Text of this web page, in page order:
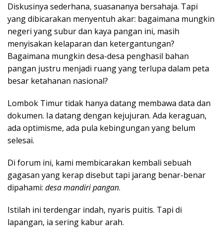
Diskusinya sederhana, suasananya bersahaja. Tapi
yang dibicarakan menyentuh akar: bagaimana mungkin
negeri yang subur dan kaya pangan ini, masih
menyisakan kelaparan dan ketergantungan?
Bagaimana mungkin desa-desa penghasil bahan
pangan justru menjadi ruang yang terlupa dalam peta
besar ketahanan nasional?
Lombok Timur tidak hanya datang membawa data dan
dokumen. Ia datang dengan kejujuran. Ada keraguan,
ada optimisme, ada pula kebingungan yang belum
selesai.
Di forum ini, kami membicarakan kembali sebuah
gagasan yang kerap disebut tapi jarang benar-benar
dipahami: desa mandiri pangan.
Istilah ini terdengar indah, nyaris puitis. Tapi di
lapangan, ia sering kabur arah.